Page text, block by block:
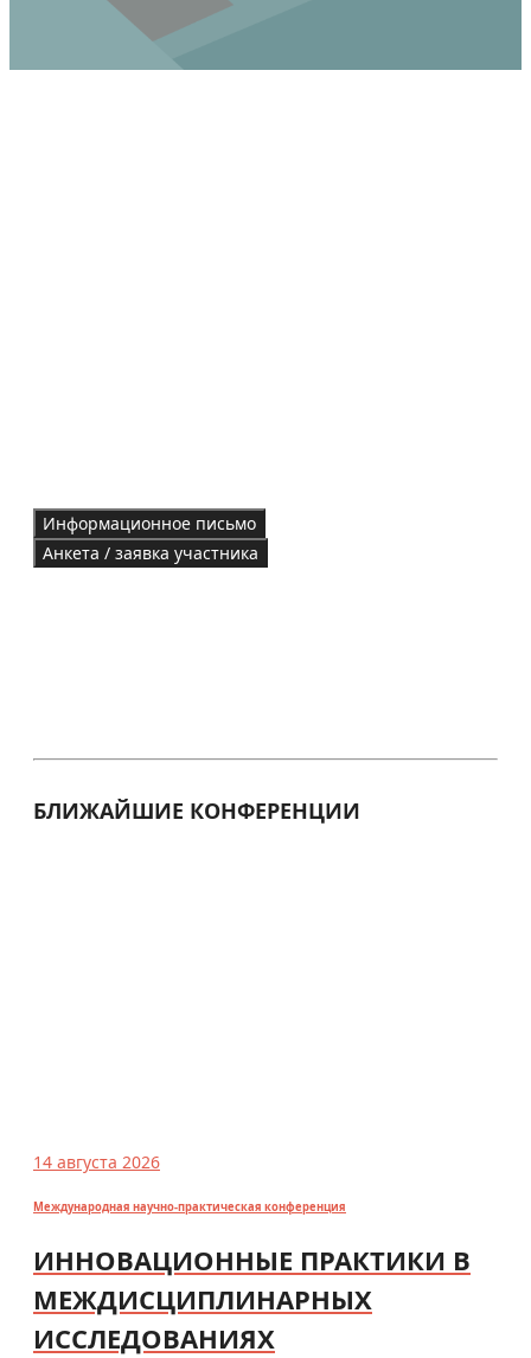
Информационное письмо
Анкета / заявка участника
БЛИЖАЙШИЕ КОНФЕРЕНЦИИ
14 августа 2026
Международная научно-практическая конференция
ИННОВАЦИОННЫЕ ПРАКТИКИ В
МЕЖДИСЦИПЛИНАРНЫХ
ИССЛЕДОВАНИЯХ